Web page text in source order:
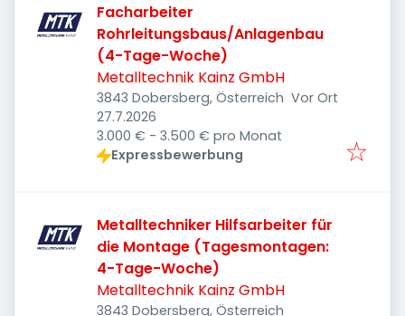
Facharbeiter
Rohrleitungsbaus/Anlagenbau
(4-Tage-Woche)
Metalltechnik Kainz GmbH
3843 Dobersberg, Österreich Vor Ort
Veröffentlicht
27.7.2026
3.000 € - 3.500 € pro Monat
Expressbewerbung
Metalltechniker Hilfsarbeiter für
die Montage (Tagesmontagen:
4-Tage-Woche)
Metalltechnik Kainz GmbH
3843 Dobersberg, Österreich